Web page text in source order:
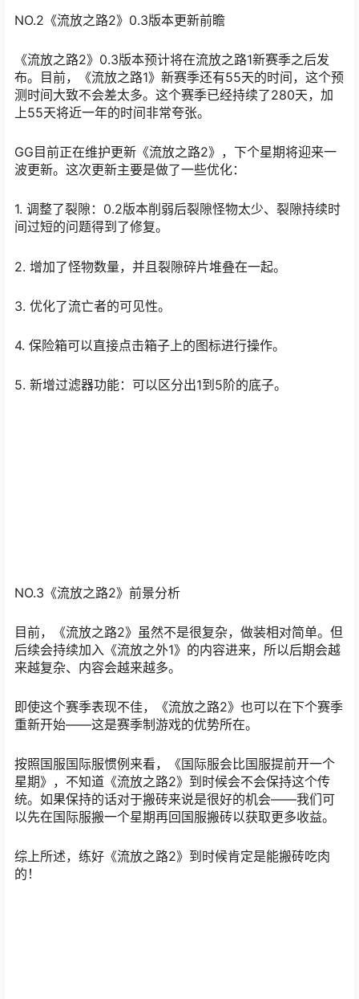
NO.2 《流放之路2》0.3版本更新前瞻
《流放之路2》0.3版本预计将在流放之路1新赛季之后发
布。目前，《流放之路1》新赛季还有55天的时间，这个预
测时间大致不会差太多。这个赛季已经持续了280天，加
上55天将近一年的时间非常夸张。
GG目前正在维护更新《流放之路2》，下个星期将迎来一
波更新。这次更新主要是做了一些优化：
1. 调整了裂隙：0.2版本削弱后裂隙怪物太少、裂隙持续时
间过短的问题得到了修复。
2. 增加了怪物数量，并且裂隙碎片堆叠在一起。
3. 优化了流亡者的可见性。
4. 保险箱可以直接点击箱子上的图标进行操作。
5. 新增过滤器功能：可以区分出1到5阶的底子。
NO.3 《流放之路2》前景分析
目前，《流放之路2》虽然不是很复杂，做装相对简单。但
后续会持续加入《流放之外1》的内容进来，所以后期会越
来越复杂、内容会越来越多。
即使这个赛季表现不佳，《流放之路2》也可以在下个赛季
重新开始——这是赛季制游戏的优势所在。
按照国服国际服惯例来看，《国际服会比国服提前开一个
星期》，不知道《流放之路2》到时候会不会保持这个传
统。如果保持的话对于搬砖来说是很好的机会——我们可
以先在国际服搬一个星期再回国服搬砖以获取更多收益。
综上所述，练好《流放之路2》到时候肯定是能搬砖吃肉
的！